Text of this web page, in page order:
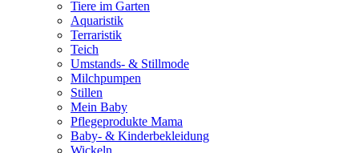
Tiere im Garten
Aquaristik
Terraristik
Teich
Umstands- & Stillmode
Milchpumpen
Stillen
Mein Baby
Pflegeprodukte Mama
Baby- & Kinderbekleidung
Wickeln